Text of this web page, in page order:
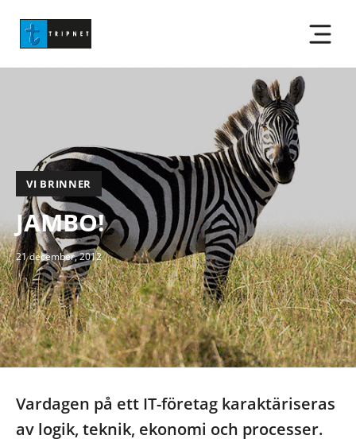
VI BRINNER
JAMBO!
21 december, 2012
Vardagen på ett IT-företag karaktäriseras
av logik, teknik, ekonomi och processer.